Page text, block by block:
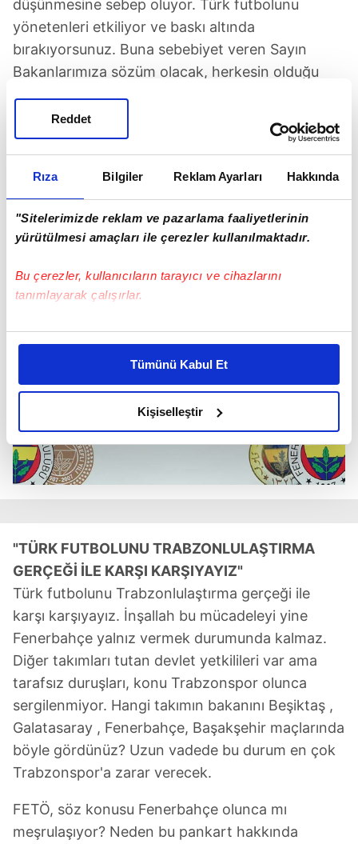
Rıza Bilgiler Reklam Ayarları Hakkında
"Sitelerimizde reklam ve pazarlama faaliyetlerinin
yürütülmesi amaçları ile çerezler kullanılmaktadır.
Bu çerezler, kullanıcıların tarayıcı ve cihazlarını
tanımlayarak çalışırlar.
Bu çerezlere izin vermeniz halinde sizlere özel
daha iyi reklam deneyimi yaşatabiliriz. Bunu yaparken
amacımızın size daha iyi bir reklam deneyimi sunmak
olduğunu ve sizlere en iyi içerikleri sunabilmek adına
elimizden gelen çabayı gösterdiğimizi ve bu noktada,
reklamların maliyetlerimizi karşılamak noktasında tek gelir
kalemimiz olduğunu sizlere hatırlatmak isteriz.
gösterilmeyecektir."
Sizlere daha iyi bir hizmet sunabilmek için İnternet
Sitemizde kendimize ve üçüncü kişilere ait çerezler
kullanılmaktadır. Bu çerezler vasıtasıyla çeşitli kişisel
verileriniz işlenmekte olup gerekli olan çerezler bilgi
toplumu hizmetlerinin sunulması amacıyla
kullanılmaktadır. Diğer çerezler, sitemizin daha işlevsel
kılınması ve kişiselleştirilmesi ve sizlere yönelik
reklam/pazarlama faaliyetlerinin yapılması, amaçlarıyla
sınırlı olarak açık rızanız dahilinde kullanılacaktır.
Çerezlere ilişkin tercihlerinizi aşağıda yer alan panel
için Ayarlar butonuna tıklayabilir,Çerez Bilgilendirme
Metnimiziziyaret edebilirsiniz.
Tümünü Kabul Et
Kişiselleştir
Reddet
düşünmesine sebep oluyor. Türk futbolunu
yönetenleri etkiliyor ve baskı altında
bırakıyorsunuz. Buna sebebiyet veren Sayın
Bakanlarımıza sözüm olacak, herkesin olduğu
Özellikle son yıllarda Trabzonspor'u tutan
bakanlarımız, milletvekillerimiz, belediye
göstermeleri, açıkça şampiyonluk dilemeleri, bu
"TÜRK FUTBOLUNU TRABZONLULAŞTIRMA
GERÇEĞİ İLE KARŞI KARŞIYAYIZ"
Türk futbolunu Trabzonlulaştırma gerçeği ile
karşı karşıyayız. İnşallah bu mücadeleyi yine
Fenerbahçe yalnız vermek durumunda kalmaz.
Diğer takımları tutan devlet yetkilileri var ama
tarafsız duruşları, konu Trabzonspor olunca
sergilenmiyor. Hangi takımın bakanını Beşiktaş ,
Galatasaray , Fenerbahçe, Başakşehir maçlarında
böyle gördünüz? Uzun vadede bu durum en çok
Trabzonspor'a zarar verecek.
FETÖ, söz konusu Fenerbahçe olunca mı
meşrulaşıyor? Neden bu pankart hakkında